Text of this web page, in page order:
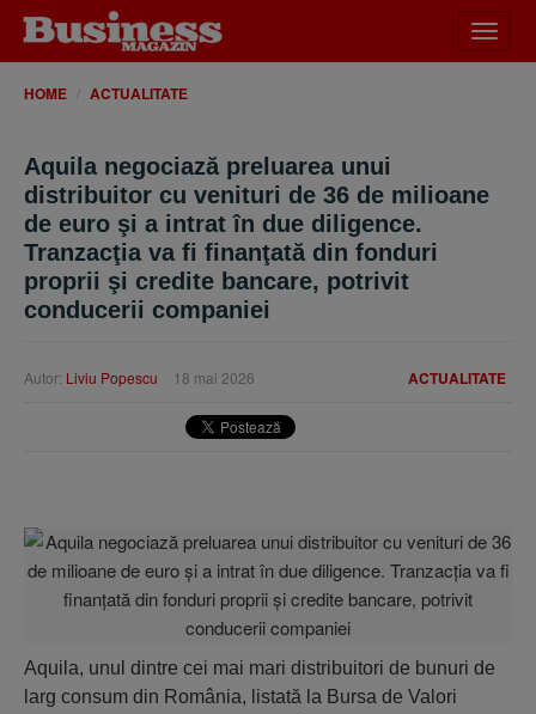
meniu
HOME ACTUALITATE
Aquila negociază preluarea unui
distribuitor cu venituri de 36 de milioane
de euro şi a intrat în due diligence.
Tranzacţia va fi finanţată din fonduri
proprii şi credite bancare, potrivit
conducerii companiei
ACTUALITATE
Autor: Liviu Popescu 18 mai 2026
Aquila, unul dintre cei mai mari distribuitori de bunuri de
larg consum din România, listată la Bursa de Valori